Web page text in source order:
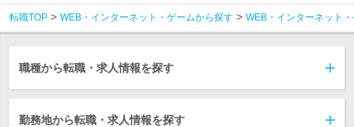
転職TOP WEB・インターネット・ゲームから探す WEB・インターネット
職種から転職・求人情報を探す
勤務地から転職・求人情報を探す